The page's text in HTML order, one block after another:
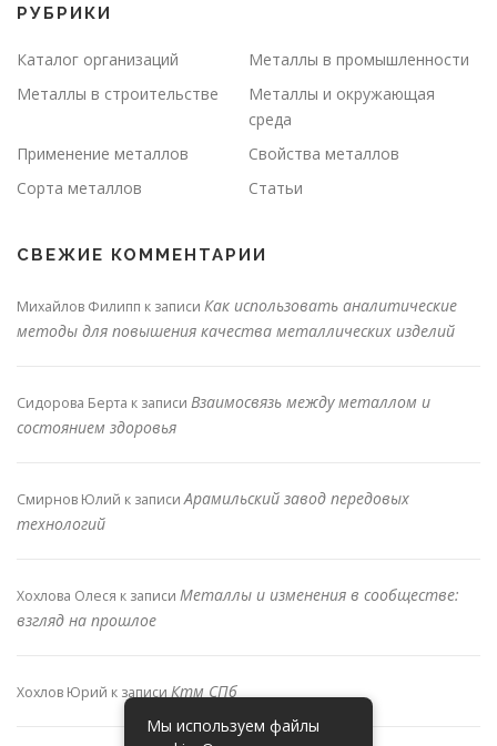
РУБРИКИ
Каталог организаций
Металлы в промышленности
Металлы в строительстве
Металлы и окружающая
среда
Применение металлов
Свойства металлов
Сорта металлов
Статьи
СВЕЖИЕ КОММЕНТАРИИ
Михайлов Филипп к записи Как использовать аналитические
методы для повышения качества металлических изделий
Сидорова Берта к записи Взаимосвязь между металлом и
состоянием здоровья
Смирнов Юлий к записиАрамильский завод передовых
технологий
Хохлова Олеся к записи Металлы и изменения в сообществе:
взгляд на прошлое
Хохлов Юрий к записи Ктм СПб
Мы используем файлы